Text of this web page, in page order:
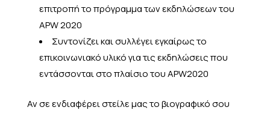
επιτροπή το πρόγραμμα των εκδηλώσεων του
APW 2020
Συντονίζει και συλλέγει εγκαίρως το
επικοινωνιακό υλικό για τις εκδηλώσεις που
εντάσσονται στο πλαίσιο του APW2020
Αν σε ενδιαφέρει στείλε μας το βιογραφικό σου